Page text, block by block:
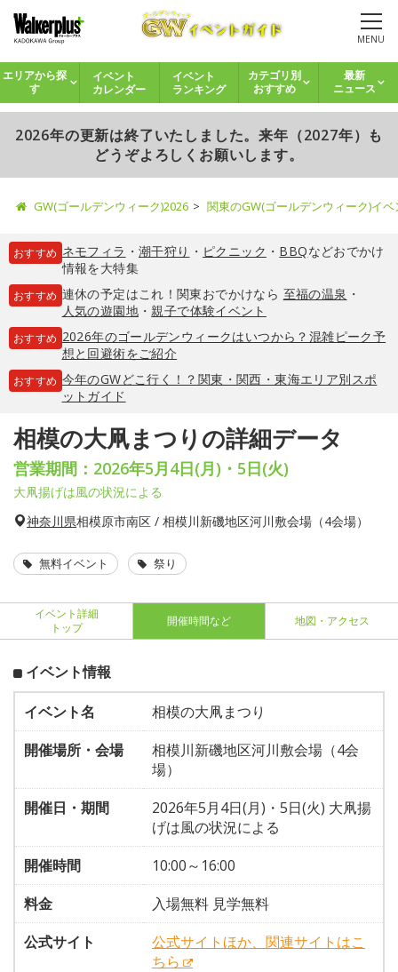
MENU
エリアから探
す
イベント
カレンダー
イベント
ランキング
カテゴリ別
おすすめ
最新
ニュース
2026年の更新は終了いたしました。来年（2027年）も
どうぞよろしくお願いします。
GW(ゴールデンウィーク)2026 関東のGW(ゴールデンウィーク)イ
おすすめ ネモフィラ ・ 潮干狩り ・ ピクニック ・ BBQなどおでかけ
情報を大特集
おすすめ 連休の予定はこれ！関東おでかけなら 至福の温泉 ・
人気の遊園地・親子で体験イベント
おすすめ 2026年のゴールデンウィークはいつから？混雑ピーク予
想と回避術をご紹介
おすすめ 今年のGWどこ行く！？関東・関西・東海エリア別スポ
ットガイド
相模の大凧まつりの詳細データ
営業期間：2026年5月4日(月)・5日(火)
大凧揚げは風の状況による
神奈川県相模原市南区 / 相模川新磯地区河川敷会場（4会場）
無料イベント 祭り
イベント詳細
トップ
開催時間など 地図・アクセス
イベント情報
イベント名
相模の大凧まつり
開催場所・会場
相模川新磯地区河川敷会場（4会
場）
開催日・期間
2026年5月4日(月)・5日(火) 大凧揚
げは風の状況による
開催時間
10:00～16:00
料金
入場無料 見学無料
公式サイト
公式サイトほか、関連サイトはこ
ちら